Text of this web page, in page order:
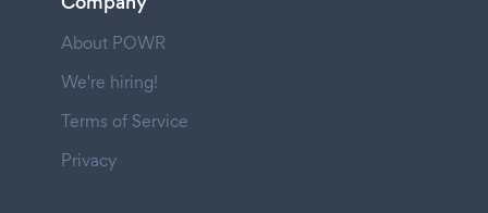
About POWR
We're hiring!
Terms of Service
Privacy